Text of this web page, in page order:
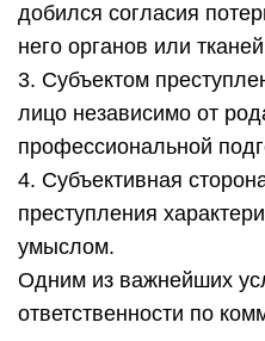
добился согласия
него органов или
3. Субъектом
лицо независимо от
профессиональной
4. Субъективная
преступления
умыслом.
Одним из важнейших
ответственности по